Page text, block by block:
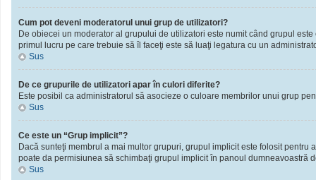
Cum pot deveni moderatorul unui grup de utilizatori?
De obiecei un moderator al grupului de utilizatori este numit când grupul
primul lucru pe care trebuie să îl faceţi este să luaţi legatura cu un
Sus
De ce grupurile de utilizatori apar în culori diferite?
Este posibil ca administratorul să asocieze o culoare membrilor unui grup
Sus
Ce este un “Grup implicit”?
Dacă sunteţi membrul a mai multor grupuri, grupul implicit este folosit
poate da permisiunea să schimbaţi grupul implicit în panoul dumneavoastră
Sus